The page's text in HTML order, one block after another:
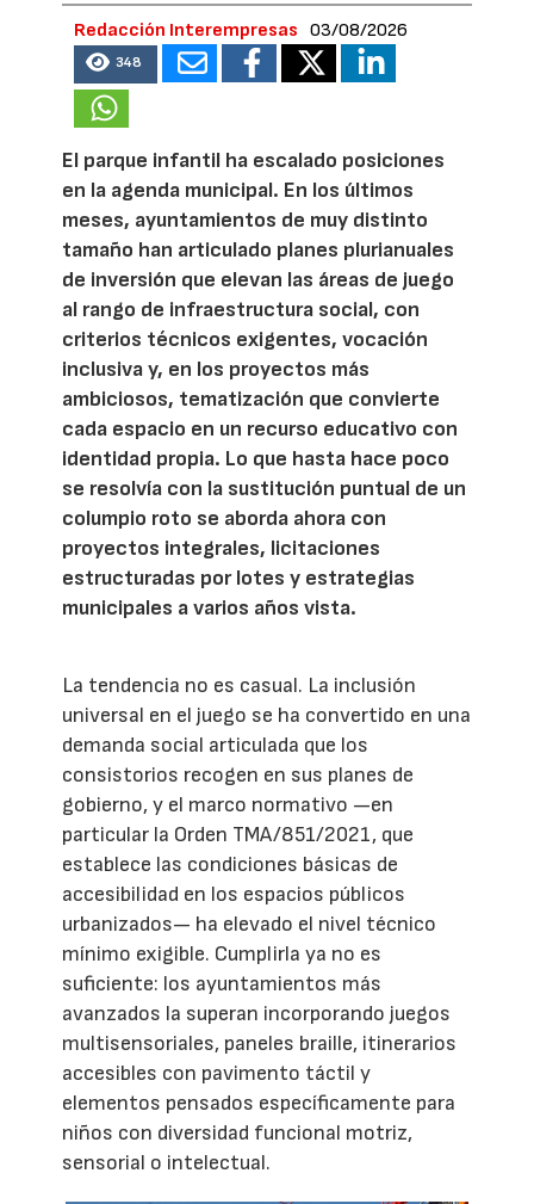
Redacción Interempresas 03/08/2026
348
El parque infantil ha escalado posiciones
en la agenda municipal. En los últimos
meses, ayuntamientos de muy distinto
tamaño han articulado planes plurianuales
de inversión que elevan las áreas de juego
al rango de infraestructura social, con
criterios técnicos exigentes, vocación
inclusiva y, en los proyectos más
ambiciosos, tematización que convierte
cada espacio en un recurso educativo con
identidad propia. Lo que hasta hace poco
se resolvía con la sustitución puntual de un
columpio roto se aborda ahora con
proyectos integrales, licitaciones
estructuradas por lotes y estrategias
municipales a varios años vista.
La tendencia no es casual. La inclusión
universal en el juego se ha convertido en una
demanda social articulada que los
consistorios recogen en sus planes de
gobierno, y el marco normativo —en
particular la Orden TMA/851/2021, que
establece las condiciones básicas de
accesibilidad en los espacios públicos
urbanizados— ha elevado el nivel técnico
mínimo exigible. Cumplirla ya no es
suficiente: los ayuntamientos más
avanzados la superan incorporando juegos
multisensoriales, paneles braille, itinerarios
accesibles con pavimento táctil y
elementos pensados específicamente para
niños con diversidad funcional motriz,
sensorial o intelectual.